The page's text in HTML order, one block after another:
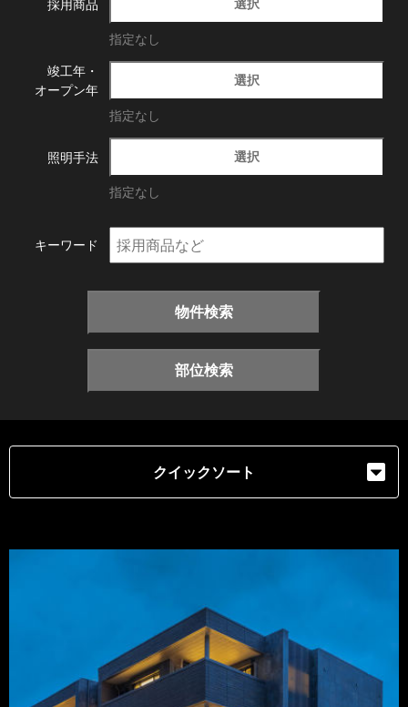
採用商品
指定なし
竣工年・
オープン年
選択
指定なし
照明手法 選択
指定なし
キーワード
物件検索
部位検索
クイックソート